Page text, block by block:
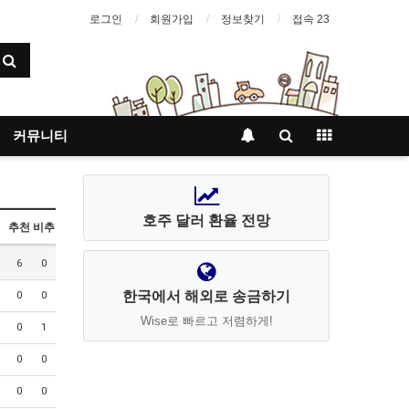
로그인 회원가입 정보찾기 접속 23
커뮤니티
추천 비추
6 0
0 0
0 1
0 0
0 0
호주 달러 환율 전망
한국에서 해외로 송금하기
Wise로 빠르고 저렴하게!